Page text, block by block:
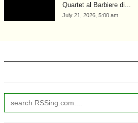
Quartet al Barbiere di...
July 21, 2026, 5:00 am